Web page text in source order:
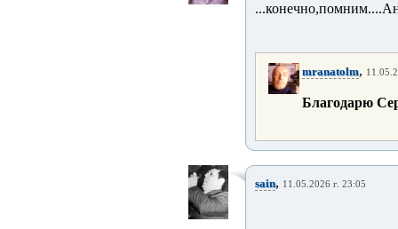
mranatolm,
Благодарю
sain, 11.05.2026 г. 23:05